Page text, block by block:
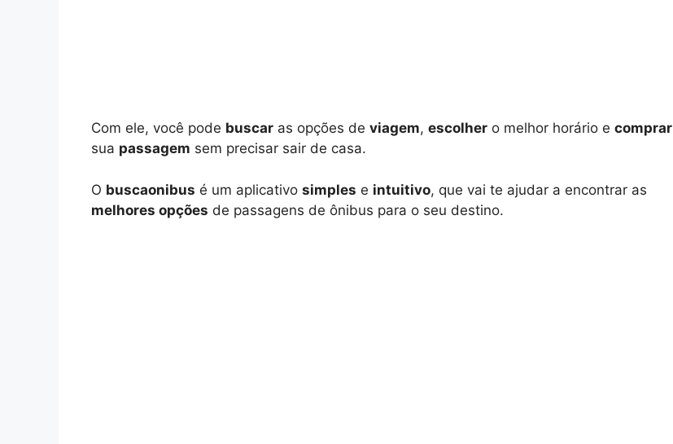
Com ele, você pode buscar as opções de viagem, escolher o melhor horário e comprar
sua passagem sem precisar sair de casa.
O buscaonibus é um aplicativo simples e intuitivo, que vai te ajudar a encontrar as
melhores opções de passagens de ônibus para o seu destino.